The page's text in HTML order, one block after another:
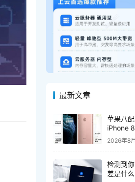
最新文章
苹果八配
iPhone
2026年8
检测到
差是什